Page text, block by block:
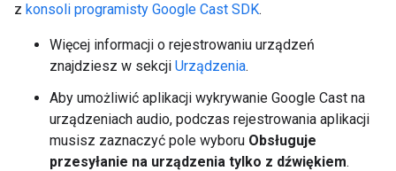
z konsoli programisty Google Cast SDK.
Więcej informacji o rejestrowaniu urządzeń
znajdziesz w sekcji Urządzenia.
Aby umożliwić aplikacji wykrywanie Google Cast na
urządzeniach audio, podczas rejestrowania aplikacji
musisz zaznaczyć pole wyboru Obsługuje
przesyłanie na urządzenia tylko z dźwiękiem.